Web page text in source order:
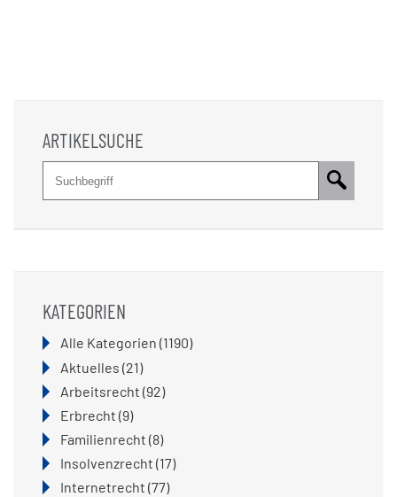
ARTIKELSUCHE
KATEGORIEN
Alle Kategorien (1190)
Aktuelles (21)
Arbeitsrecht (92)
Erbrecht (9)
Familienrecht (8)
Insolvenzrecht (17)
Internetrecht (77)